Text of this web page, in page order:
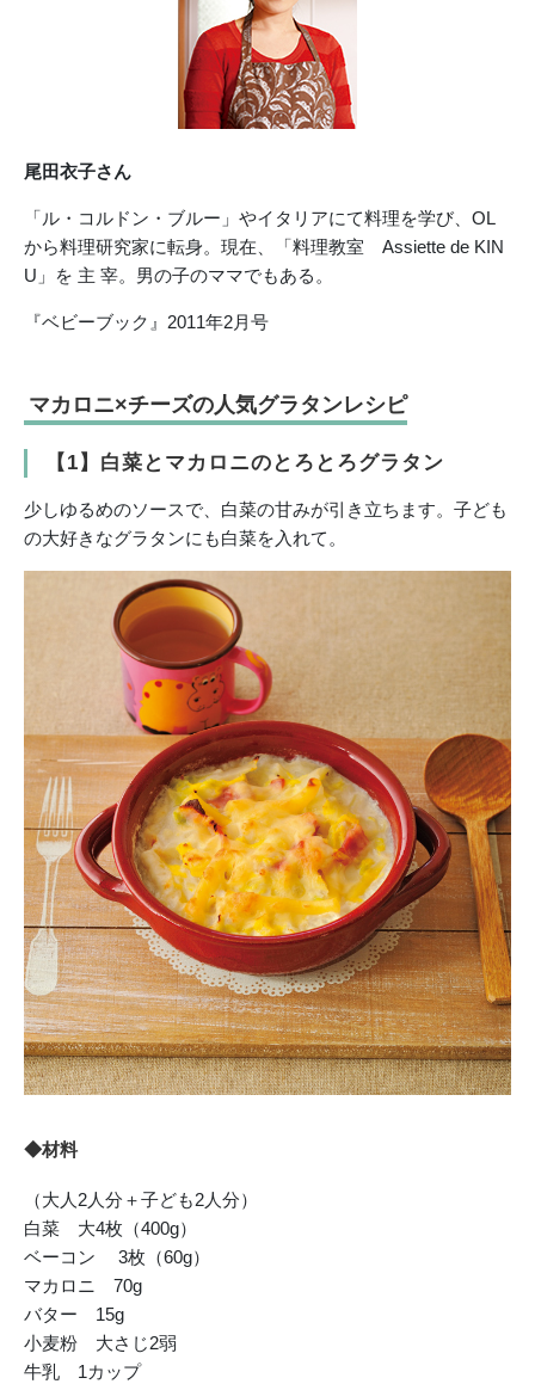
尾田衣子さん
「ル・コルドン・ブルー」やイタリアにて料理を学び、OL
から料理研究家に転身。現在、「料理教室 Assiette de KIN
U」を 主 宰。男の子のママでもある。
『ベビーブック』2011年2月号
マカロニ×チーズの人気グラタンレシピ
【1】白菜とマカロニのとろとろグラタン
少しゆるめのソースで、白菜の甘みが引き立ちます。子ども
の大好きなグラタンにも白菜を入れて。
◆材料
（大人2人分＋子ども2人分）
白菜 大4枚（400g）
ベーコン 3枚（60g）
マカロニ 70g
バター 15g
小麦粉 大さじ2弱
牛乳 1カップ